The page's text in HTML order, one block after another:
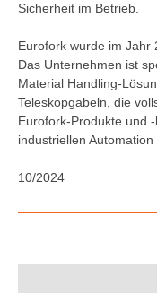
Sicherheit im Betrieb.
Eurofork wurde im Jahr
Das Unternehmen ist
Material Handling-
Teleskopgabeln, die
Eurofork-Produkte und
industriellen
10/2024